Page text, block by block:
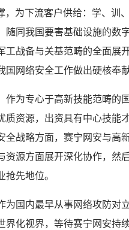
，为下流客户供给：学、训
同我国要害基础设施的数
工战备与关基范畴的全面展
网络安全工作做出硬核奉献
为专心于高新技能范畴的
资源，出资具有中心技能
全战略方面，赛宁网安与高
源方面展开深化协作，然
先地位。
国内最早从事网络攻防对
化视界，等待赛宁网安持